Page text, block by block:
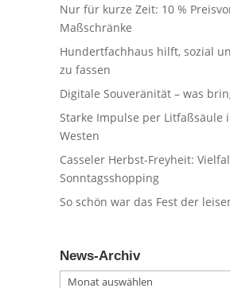
Nur für kurze Zeit: 10 %
Maßschränke
Hundertfachhaus hilft, sozial
zu fassen
Digitale Souveränität – was
Starke Impulse per Litfaßsäule
Westen
Casseler Herbst-Freyheit:
Sonntagsshopping
So schön war das Fest der
News-Archiv
News-